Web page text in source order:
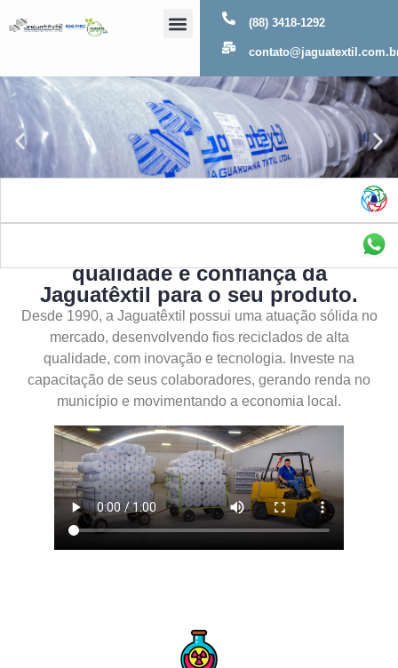
(88) 3418-1292
qualidade e confiança da
Jaguatêxtil para o seu produto.
Desde 1990, a Jaguatêxtil possui uma atuação sólida no
mercado, desenvolvendo fios reciclados de alta
qualidade, com inovação e tecnologia. Investe na
capacitação de seus colaboradores, gerando renda no
município e movimentando a economia local.